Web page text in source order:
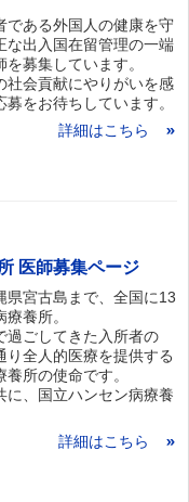
である外国人の健康を守
な出入国在留管理の一端
募集しています。
社会貢献にやりがいを感
をお待ちしています。
詳細はこちら
医師募集ページ
県宮古島まで、全国に13
養所。
過ごしてきた入所者の
全人的医療を提供する
所の使命です。
に、国立ハンセン病療養
詳細はこちら